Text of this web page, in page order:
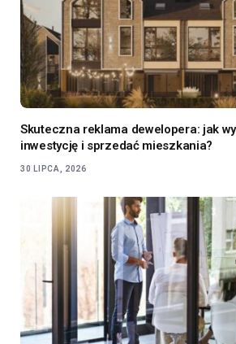
Skuteczna reklama dewelopera: jak
inwestycję i sprzedać mieszkania?
30 LIPCA, 2026